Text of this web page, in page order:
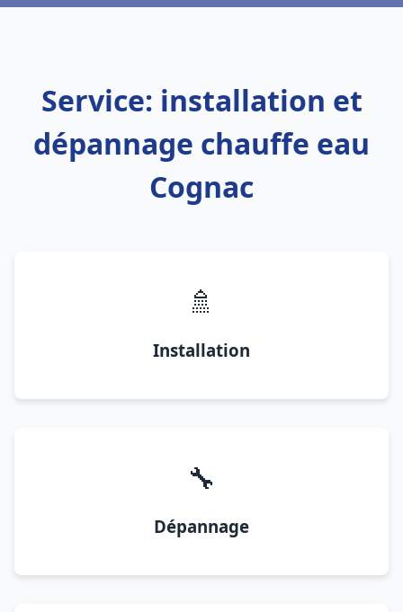
Service: installation et
dépannage chauffe eau
Cognac
🚿
Installation
🔧
Dépannage